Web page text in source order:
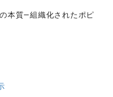
本質―組織化されたポピ